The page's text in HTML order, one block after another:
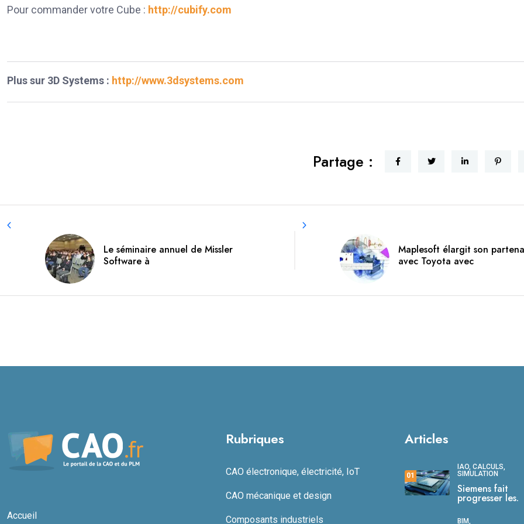
Pour commander votre Cube : http://cubify.com
Plus sur 3D Systems : http://www.3dsystems.com
Partage :
Le séminaire annuel de Missler
Software à
Maplesoft élargit son
avec Toyota avec
Accueil
Rubriques
CAO électronique, électricité, IoT
CAO mécanique et design
Composants industriels
Articles
01
IAO, CALCULS,
SIMULATION
Siemens fait
progresser les.
BIM,